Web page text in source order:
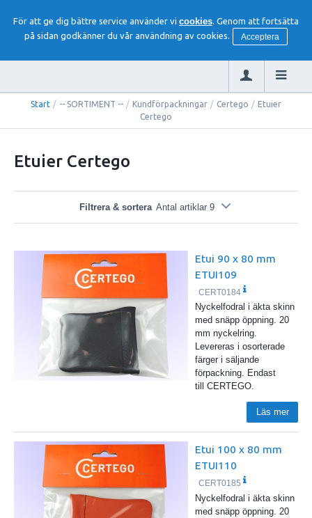
För att ge dig bättre service använder vi cookies. Genom att fortsätta
på sidan godkänner du vår användning av cookies.
Acceptera
Start / -- SORTIMENT -- / Kundförpackningar / Certego / Etuier
Certego
Etuier Certego
Filtrera & sortera Antal artiklar 9
Etui 90 x 80 mm
ETUI109
CERT0184
Nyckelfodral i äkta skinn
med snäpp öppning. 20
mm nyckelring.
Levereras i osorterade
färger i säljande
förpackning. Endast
till CERTEGO.
Läs mer
Etui 100 x 80 mm
ETUI110
CERT0185
Nyckelfodral i äkta skinn
med snäpp öppning. 20